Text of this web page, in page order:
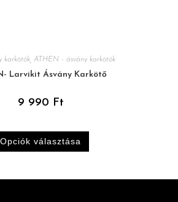
karkötők ATHEN - ásvány karkötők
Larvikit Ásvány Karkötő
9 990 Ft
Opciók választása